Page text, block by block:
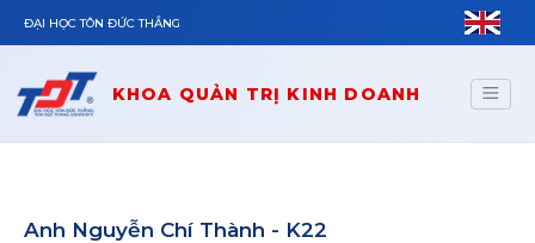
Skip to main content
ĐẠI HỌC TÔN ĐỨC THẮNG
KHOA QUẢN TRỊ KINH DOANH
Anh Nguyễn Chí Thành - K22